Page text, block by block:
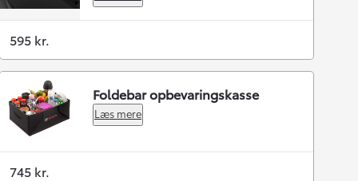
595 kr.
Foldebar opbevaringskasse
Læs mere
745 kr.